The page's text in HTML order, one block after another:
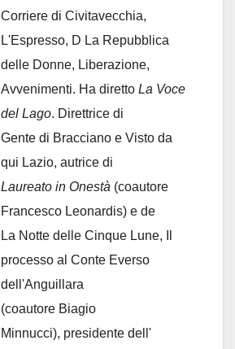
Corriere di Civitavecchia,
L'Espresso, D La Repubblica
delle Donne, Liberazione,
Avvenimenti. Ha diretto La Voce
del Lago. Direttrice di
Gente di Bracciano e Visto da
qui Lazio, autrice di
Laureato in Onestà (coautore
Francesco Leonardis) e de
La Notte delle Cinque Lune, Il
processo al Conte Everso
dell'Anguillara
(coautore Biagio
Minnucci), presidente dell'